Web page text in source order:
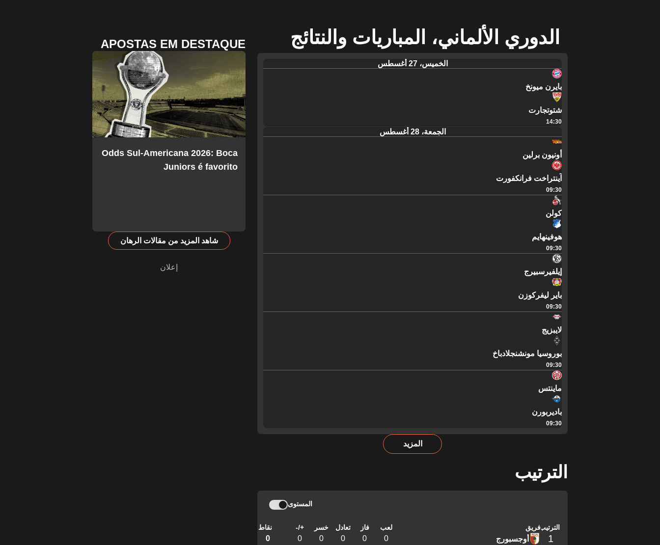
الدوري الألماني، المباريات والنتائج
الخميس، 27 أغسطس
بايرن ميونخ
شتوتجارت
14:30
الجمعة، 28 أغسطس
أونيون برلين
آينتراخت فرانكفورت
09:30
كولن
هوفينهايم
09:30
إيلفيرسبيرج
باير ليفركوزن
09:30
لايبزيج
بوروسيا مونشنجلادباخ
09:30
ماينتس
باديربورن
09:30
المزيد
الترتيب
المستوى
الترتيبفريق لعب فاز تعادل خسر +/- نقاط
1 أوجسبورج 0
0
0
0
0
0
APOSTAS EM DESTAQUE
Odds Sul-Americana 2026: Boca
Juniors é favorito
شاهد المزيد من مقالات الرهان